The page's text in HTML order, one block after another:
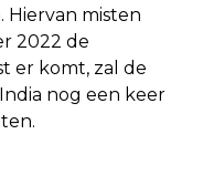
Hiervan misten
2022 de
er komt, zal de
nog een keer